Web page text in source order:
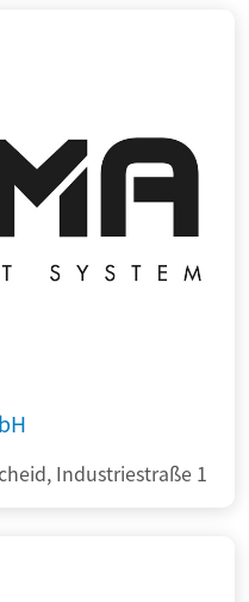
Industriestraße 1